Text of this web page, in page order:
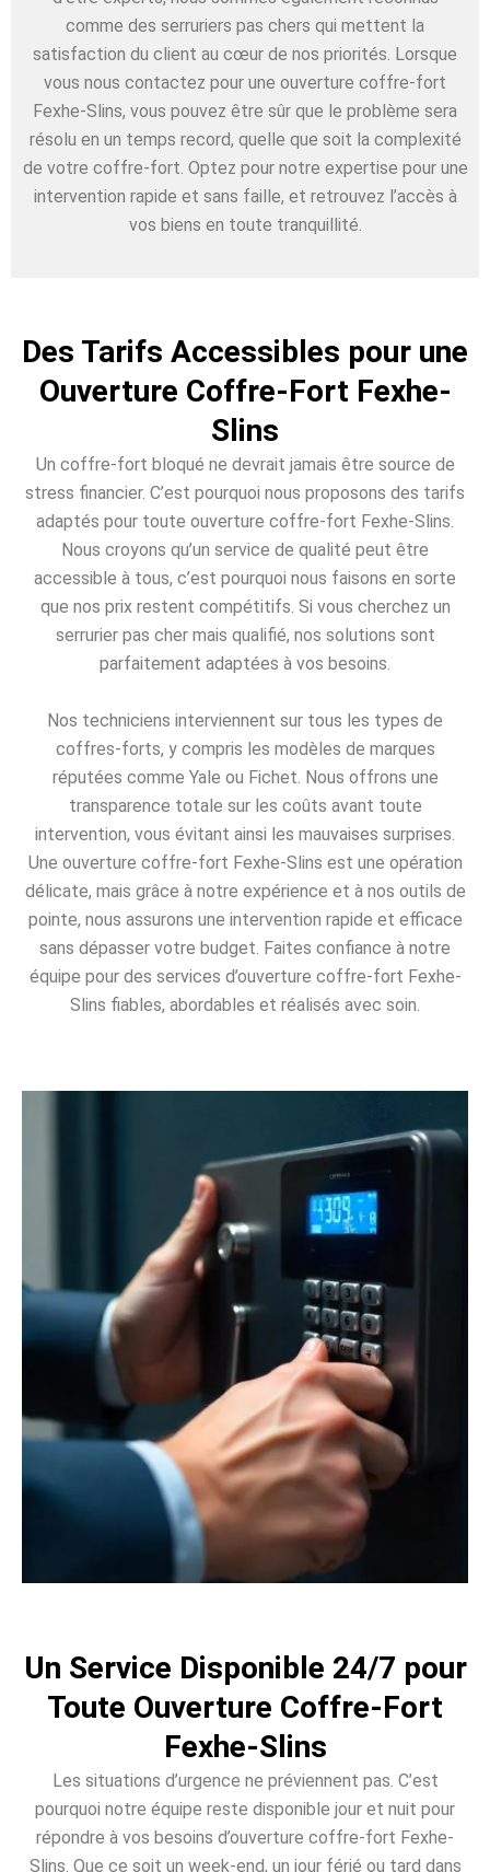
comme des serruriers pas chers qui mettent la
satisfaction du client au cœur de nos priorités. Lorsque
vous nous contactez pour une ouverture coffre-fort
Fexhe-Slins, vous pouvez être sûr que le problème sera
résolu en un temps record, quelle que soit la complexité
de votre coffre-fort. Optez pour notre expertise pour une
intervention rapide et sans faille, et retrouvez l’accès à
vos biens en toute tranquillité.
Des Tarifs Accessibles pour une
Ouverture Coffre-Fort Fexhe-
Slins
Un coffre-fort bloqué ne devrait jamais être source de
stress financier. C’est pourquoi nous proposons des tarifs
adaptés pour toute ouverture coffre-fort Fexhe-Slins.
Nous croyons qu’un service de qualité peut être
accessible à tous, c’est pourquoi nous faisons en sorte
que nos prix restent compétitifs. Si vous cherchez un
serrurier pas cher mais qualifié, nos solutions sont
parfaitement adaptées à vos besoins.
Nos techniciens interviennent sur tous les types de
coffres-forts, y compris les modèles de marques
réputées comme Yale ou Fichet. Nous offrons une
transparence totale sur les coûts avant toute
intervention, vous évitant ainsi les mauvaises surprises.
Une ouverture coffre-fort Fexhe-Slins est une opération
délicate, mais grâce à notre expérience et à nos outils de
pointe, nous assurons une intervention rapide et efficace
sans dépasser votre budget. Faites confiance à notre
équipe pour des services d’ouverture coffre-fort Fexhe-
Slins fiables, abordables et réalisés avec soin.
Un Service Disponible 24/7 pour
Toute Ouverture Coffre-Fort
Fexhe-Slins
Les situations d’urgence ne préviennent pas. C’est
pourquoi notre équipe reste disponible jour et nuit pour
répondre à vos besoins d’ouverture coffre-fort Fexhe-
Slins. Que ce soit un week-end, un jour férié ou tard dans